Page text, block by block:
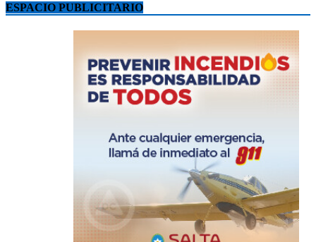
ESPACIO PUBLICITARIO